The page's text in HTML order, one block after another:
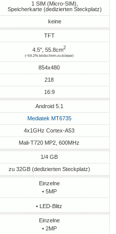
1 SIM (Micro-SIM),
Speicherkarte (dedizierten Steckplatz)
keine
TFT
4.5", 55.8cm2
(~59.2% bildschirm-zu-körper)
854x480
218
16:9
Android 5.1
Mediatek MT6735
4x1GHz Cortex-A53
Mali-T720 MP2, 600MHz
1/4 GB
zu 32GB (dedizierten Steckplatz)
Einzelne
• 5MP
• LED-Blitz
Einzelne
• 2MP